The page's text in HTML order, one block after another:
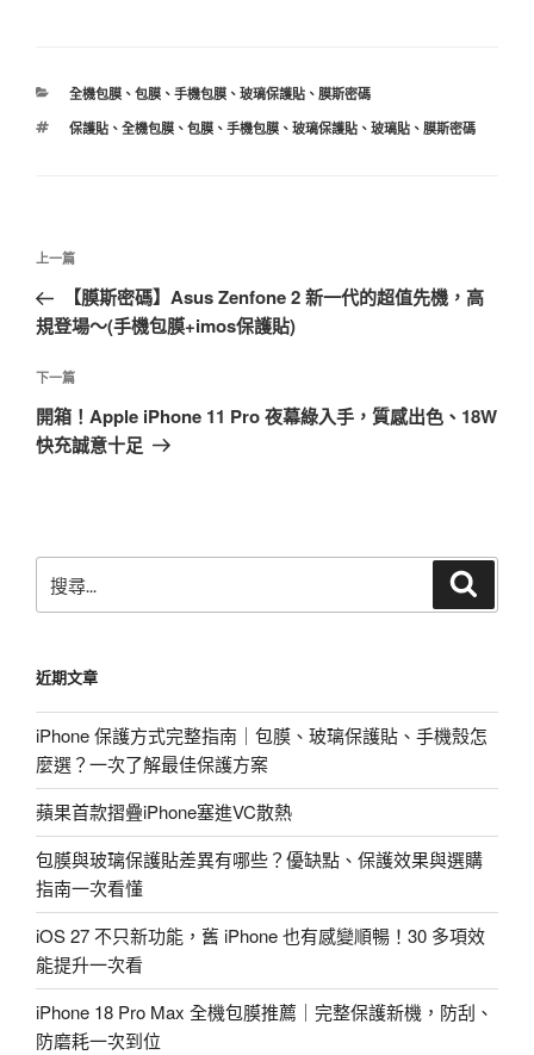
分
全機包膜、 包膜、 手機包膜、 玻璃保護貼、 膜斯密碼
標
保護貼、 全機包膜、 包膜、 手機包膜、 玻璃保護貼、 玻璃貼、 膜斯密碼
文
導
覽
上
一
篇
章
上一篇
【膜斯密碼】Asus Zenfone 2 新一代的超值先機，高
規登場～(手機包膜+imos保護貼)
下
一
篇
下一篇
開箱！Apple iPhone 11 Pro 夜幕綠入手，質感出色、18W
快充誠意十足
尋
字:
近期文章
iPhone 保護方式完整指南｜包膜、玻璃保護貼、手機殼怎
麼選？一次了解最佳保護方案
蘋果首款摺疊iPhone塞進VC散熱
包膜與玻璃保護貼差異有哪些？優缺點、保護效果與選購
指南一次看懂
iOS 27 不只新功能，舊 iPhone 也有感變順暢！30 多項效
能提升一次看
iPhone 18 Pro Max 全機包膜推薦｜完整保護新機，防刮、
防磨耗一次到位